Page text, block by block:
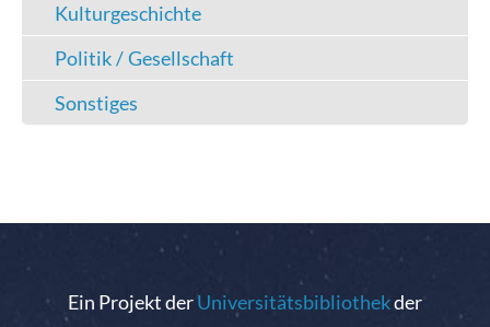
Kulturgeschichte
Politik / Gesellschaft
Sonstiges
Ein Projekt derUniversitätsbibliothekder